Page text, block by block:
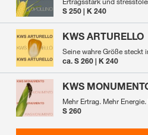
S 250 | K 240
KWS ARTURELLO
Seine wahre Größe steckt
ca. S 260 | K 240
KWS
Mehr Ertrag. Mehr
S 260